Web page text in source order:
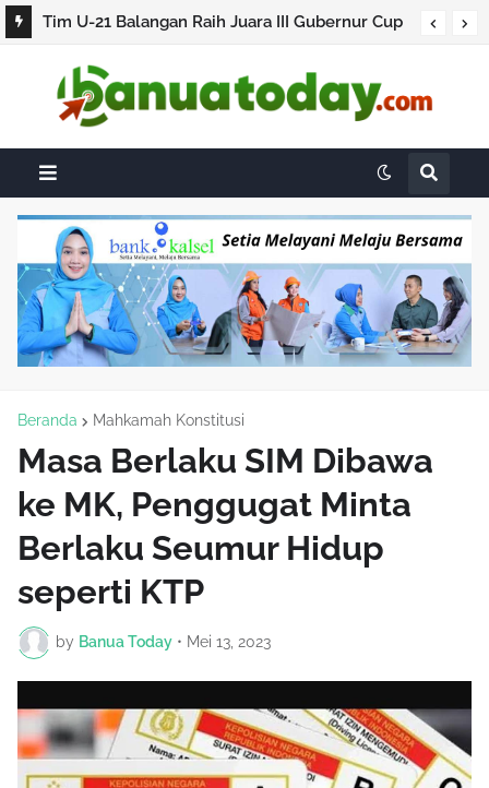
Tim U-21 Balangan Raih Juara III Gubernur Cup
Beranda Mahkamah Konstitusi
Masa Berlaku SIM Dibawa
ke MK, Penggugat Minta
Berlaku Seumur Hidup
seperti KTP
by Banua Today • Mei 13, 2023